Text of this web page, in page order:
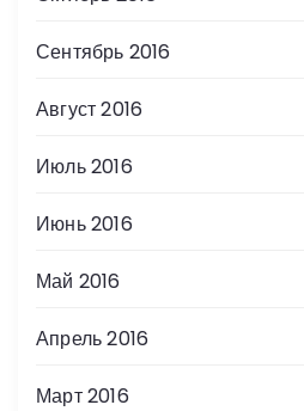
Сентябрь 2016
Август 2016
Июль 2016
Июнь 2016
Май 2016
Апрель 2016
Март 2016